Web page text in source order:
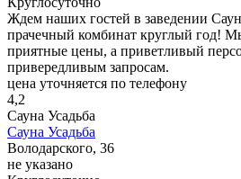
Ждем наших гостей в заведении
прачечный комбинат круглый год!
приятные цены, а приветливый
привередливым запросам.
цена уточняется по телефону
4,2
Сауна Усадьба
Сауна Усадьба
Володарского, 36
не указано